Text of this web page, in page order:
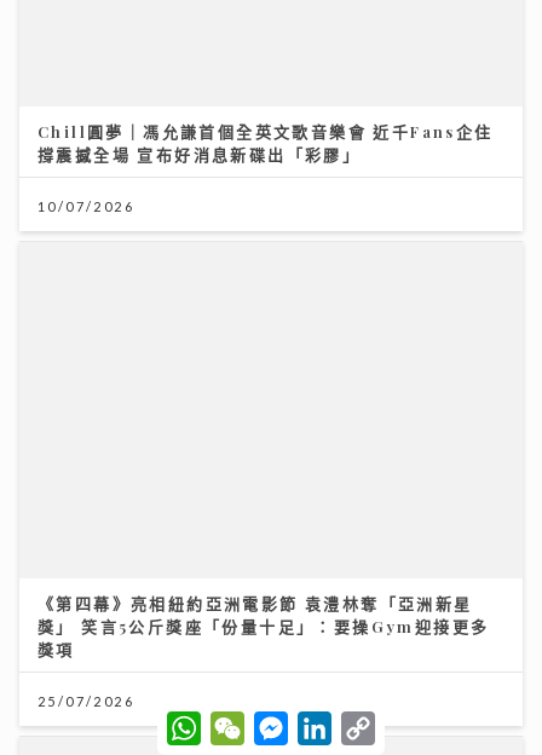
Chill圓夢｜馮允謙首個全英文歌音樂會 近千Fans企住
撐震撼全場 宣布好消息新碟出「彩膠」
10/07/2026
《第四幕》亮相紐約亞洲電影節 袁澧林奪「亞洲新星
獎」 笑言5公斤獎座「份量十足」：要操Gym迎接更多
獎項
25/07/2026
W
h
W
e
M
e
L
C